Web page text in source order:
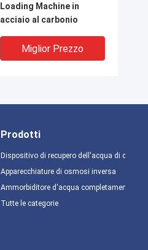
Loading Machine in
acciaio al carbonio
Miglior Prezzo
Prodotti
Dispositivo di recupero dell'acqua di
Apparecchiature di osmosi inversa
Ammorbiditore d'acqua completamente
Tutte le categorie